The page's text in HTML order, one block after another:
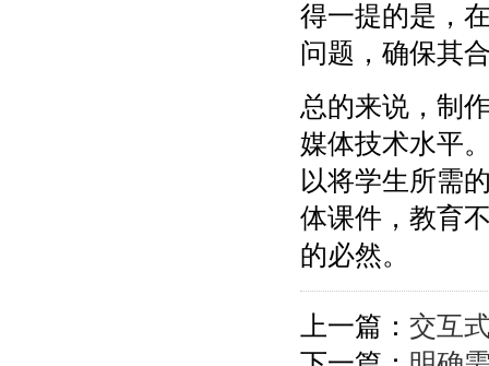
得一提的是，
问题，确保其
总的来说，制
媒体技术水平
以将学生所需
体课件，教育
的必然。
上一篇： 交互